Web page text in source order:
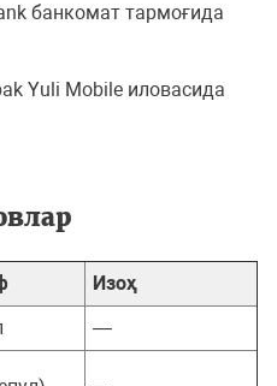
банкомат тармоғида
Yuli Mobile иловасида
Изоҳ
—